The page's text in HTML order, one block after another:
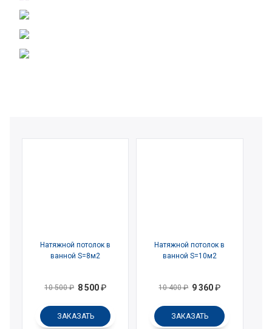
Натяжной потолок в
ванной S=8м2
10 500₽ 8 500₽
ЗАКАЗАТЬ
Натяжной потолок в
ванной S=10м2
10 400₽ 9 360₽
ЗАКАЗАТЬ